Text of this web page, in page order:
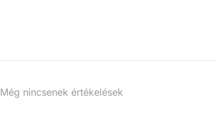
Még nincsenek értékelések